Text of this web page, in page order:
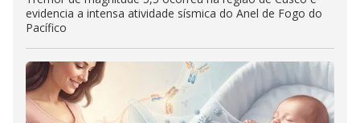
evidencia a intensa atividade sísmica do Anel de Fogo do
Pacífico